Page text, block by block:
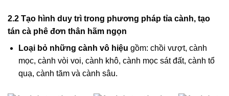
2.2 Tạo hình duy trì trong phương pháp tỉa cành, tạo
tán cà phê đơn thân hãm ngọn
Loại bỏ những cành vô hiệu gồm: chồi vượt, cành
mọc, cành vòi voi, cành khô, cành mọc sát đất, cành tổ
quạ, cành tăm và cành sâu.